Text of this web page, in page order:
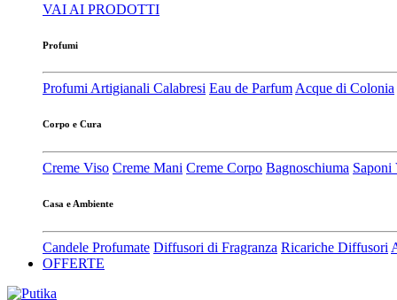
VAI AI PRODOTTI
Profumi
Profumi Artigianali Calabresi Eau de ParfumAcque di Colonia
Corpo e Cura
Creme Viso Creme Mani Creme Corpo Bagnoschiuma Saponi
Casa e Ambiente
Candele Profumate Diffusori di Fragranza Ricariche Diffusori
OFFERTE